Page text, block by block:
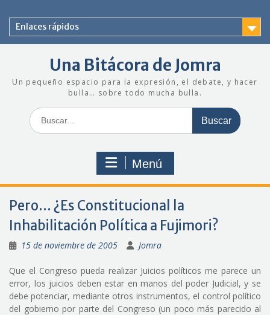
contenido
Enlaces rápidos
Una Bitácora de Jomra
Un pequeño espacio para la expresión, el debate, y hacer
bulla… sobre todo mucha bulla.
Buscar:
Menú
Pero… ¿Es Constitucional la
Inhabilitación Política a Fujimori?
15 de noviembre de 2005 Jomra
Que el Congreso pueda realizar Juicios políticos me parece un
error, los juicios deben estar en manos del poder Judicial, y se
debe potenciar, mediante otros instrumentos, el control político
del gobierno por parte del Congreso (un poco más parecido al